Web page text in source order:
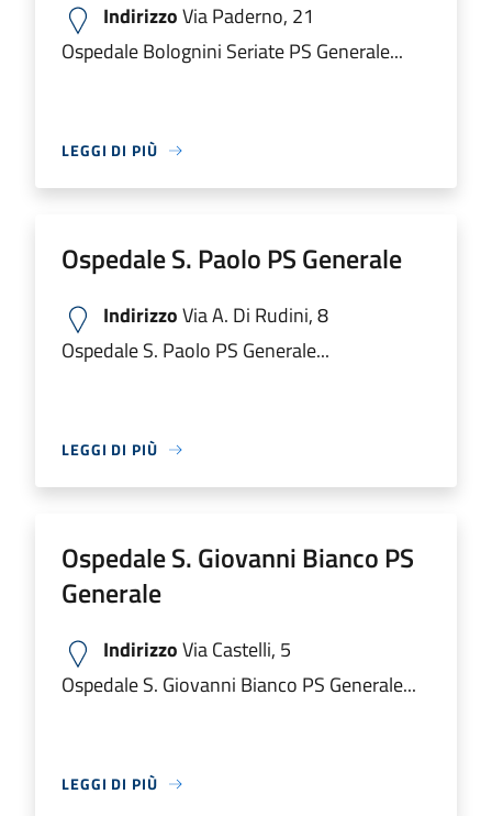
IndirizzoVia Paderno, 21
Ospedale Bolognini Seriate PS Generale...
LEGGI DI PIÙ
Ospedale S. Paolo PS Generale
IndirizzoVia A. Di Rudini, 8
Ospedale S. Paolo PS Generale...
LEGGI DI PIÙ
Ospedale S. Giovanni Bianco PS
Generale
IndirizzoVia Castelli, 5
Ospedale S. Giovanni Bianco PS Generale...
LEGGI DI PIÙ